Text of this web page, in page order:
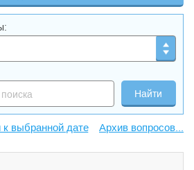
Архив вопросов...